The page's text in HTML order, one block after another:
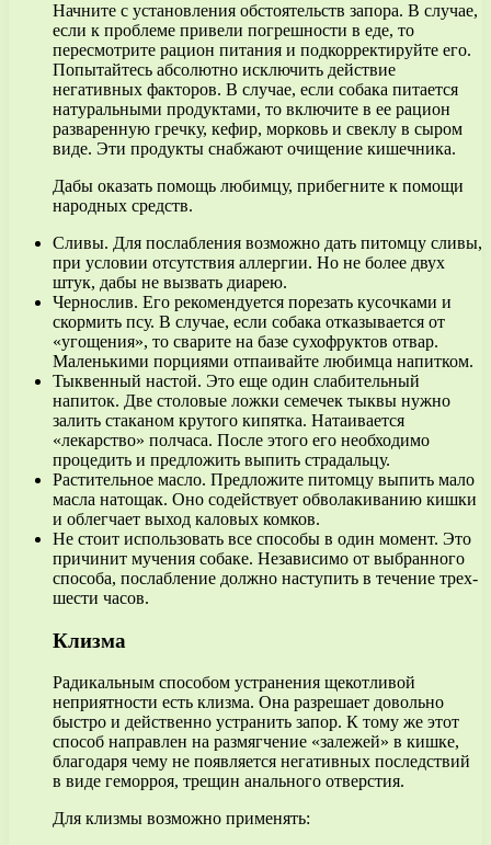
Начните с установления обстоятельств запора. В случае,
если к проблеме привели погрешности в еде, то
пересмотрите рацион питания и подкорректируйте его.
Попытайтесь абсолютно исключить действие
негативных факторов. В случае, если собака питается
натуральными продуктами, то включите в ее рацион
разваренную гречку, кефир, морковь и свеклу в сыром
виде. Эти продукты снабжают очищение кишечника.
Дабы оказать помощь любимцу, прибегните к помощи
народных средств.
Сливы. Для послабления возможно дать питомцу сливы,
при условии отсутствия аллергии. Но не более двух
штук, дабы не вызвать диарею.
Чернослив. Его рекомендуется порезать кусочками и
скормить псу. В случае, если собака отказывается от
«угощения», то сварите на базе сухофруктов отвар.
Маленькими порциями отпаивайте любимца напитком.
Тыквенный настой. Это еще один слабительный
напиток. Две столовые ложки семечек тыквы нужно
залить стаканом крутого кипятка. Натаивается
«лекарство» полчаса. После этого его необходимо
процедить и предложить выпить страдальцу.
Растительное масло. Предложите питомцу выпить мало
масла натощак. Оно содействует обволакиванию кишки
и облегчает выход каловых комков.
Не стоит использовать все способы в один момент. Это
причинит мучения собаке. Независимо от выбранного
способа, послабление должно наступить в течение трех-
шести часов.
Клизма
Радикальным способом устранения щекотливой
неприятности есть клизма. Она разрешает довольно
быстро и действенно устранить запор. К тому же этот
способ направлен на размягчение «залежей» в кишке,
благодаря чему не появляется негативных последствий
в виде геморроя, трещин анального отверстия.
Для клизмы возможно применять: